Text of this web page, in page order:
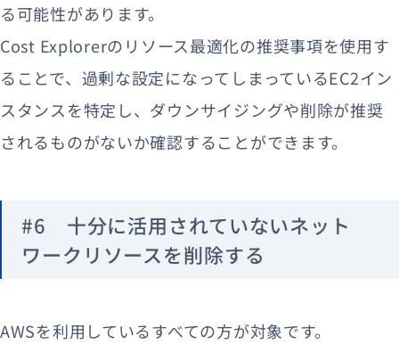
る可能性があります。
Cost Explorerのリソース最適化の推奨事項を使用す
ることで、過剰な設定になってしまっているEC2イン
スタンスを特定し、ダウンサイジングや削除が推奨
されるものがないか確認することができます。
#6 十分に活用されていないネット
ワークリソースを削除する
AWSを利用しているすべての方が対象です。